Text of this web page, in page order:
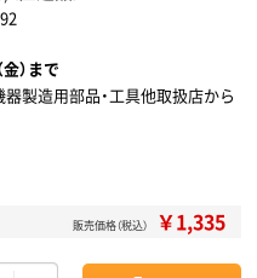
）まで
器製造用部品・工具他取扱店から
販売価格（税込） ￥1,335